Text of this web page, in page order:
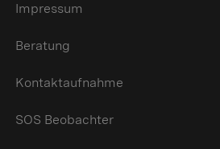
Impressum
Beratung
Kontaktaufnahme
SOS Beobachter